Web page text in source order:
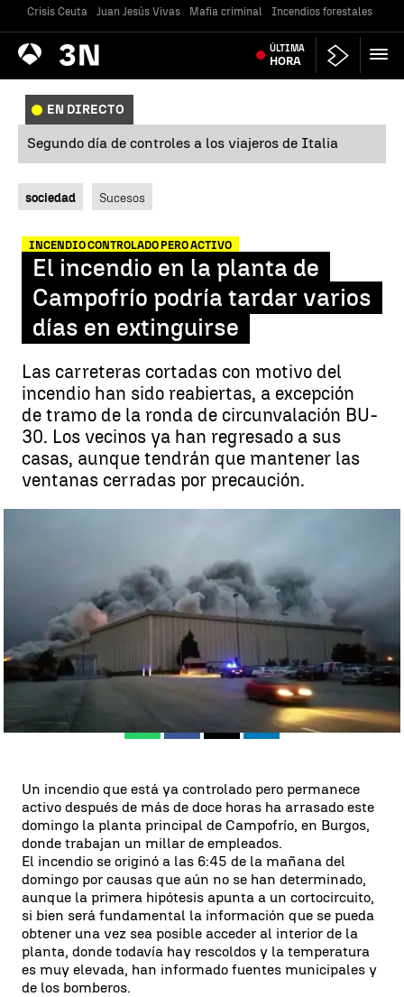
Crisis Ceuta Juan Jesús Vivas Mafia criminal Incendios forestales
Antena
3 Noticias ÚLTIMA
HORA
EN DIRECTO
Segundo día de controles a los viajeros de Italia
sociedad Sucesos
INCENDIO CONTROLADO PERO ACTIVO
El incendio en la planta de
Campofrío podría tardar varios
días en extinguirse
Las carreteras cortadas con motivo del
incendio han sido reabiertas, a excepción
de tramo de la ronda de circunvalación BU-
30. Los vecinos ya han regresado a sus
casas, aunque tendrán que mantener las
ventanas cerradas por precaución.
EFE Madrid
Publicado:16 de noviembre de 2014, 21:24
WhatsappFacebook
X Linkedin
Un incendio que está ya controlado pero permanece
activo después de más de doce horas ha arrasado este
domingo la planta principal de Campofrío, en Burgos,
donde trabajan un millar de empleados.
El incendio se originó a las 6:45 de la mañana del
domingo por causas que aún no se han determinado,
aunque la primera hipótesis apunta a un cortocircuito,
si bien será fundamental la información que se pueda
obtener una vez sea posible acceder al interior de la
planta, donde todavía hay rescoldos y la temperatura
es muy elevada, han informado fuentes municipales y
de los bomberos.